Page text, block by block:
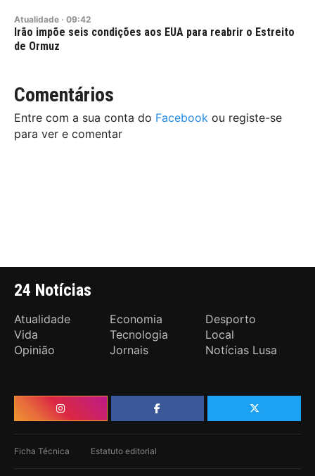
Atualidade · 09:42
Irão impõe seis condições aos EUA para reabrir o Estreito
de Ormuz
Comentários
Entre com a sua conta do Facebook ou registe-se
para ver e comentar
24 Notícias
Atualidade Economia
Desporto
Vida
Tecnologia
Local
Opinião
Jornais Notícias Lusa
Ficha Técnica Estatuto editorial